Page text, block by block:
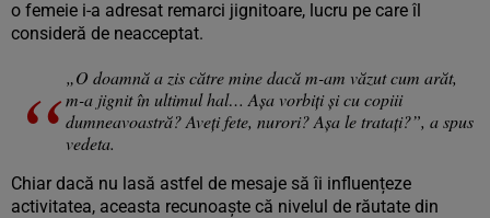
o femeie i-a adresat remarci jignitoare, lucru pe care îl
consideră de neacceptat.
„O doamnă a zis către mine dacă m-am văzut cum arăt,
m-a jignit în ultimul hal… Așa vorbiți și cu copiii
dumneavoastră? Aveți fete, nurori? Așa le tratați?”, a spus
vedeta.
Chiar dacă nu lasă astfel de mesaje să îi influențeze
activitatea, aceasta recunoaște că nivelul de răutate din